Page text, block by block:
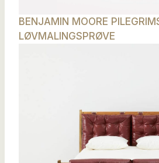
BENJAMIN MOORE
LØVMALINGSPRØVE